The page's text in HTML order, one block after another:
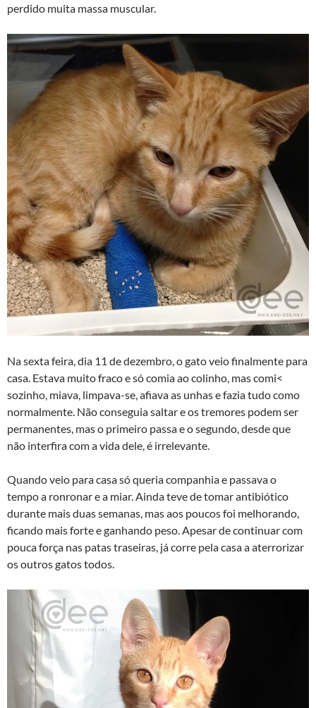
perdido muita massa muscular.
Na sexta feira, dia 11 de dezembro, o gato veio finalmente para
casa. Estava muito fraco e só comia ao colinho, mas comi<
sozinho, miava, limpava-se, afiava as unhas e fazia tudo como
normalmente. Não conseguia saltar e os tremores podem ser
permanentes, mas o primeiro passa e o segundo, desde que
não interfira com a vida dele, é irrelevante.
Quando veio para casa só queria companhia e passava o
tempo a ronronar e a miar. Ainda teve de tomar antibiótico
durante mais duas semanas, mas aos poucos foi melhorando,
ficando mais forte e ganhando peso. Apesar de continuar com
pouca força nas patas traseiras, já corre pela casa a aterrorizar
os outros gatos todos.